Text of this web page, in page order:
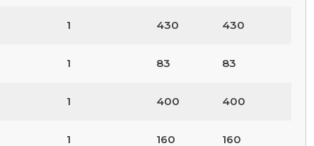
1 430 430
1 83 83
1 400 400
1 160 160